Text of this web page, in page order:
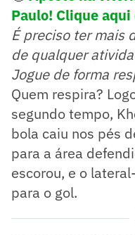
Paulo! Clique
É preciso ter mais
de qualquer
Jogue de forma
Quem respira?
segundo tempo,
bola caiu nos pés
para a área
escorou, e o
para o gol.